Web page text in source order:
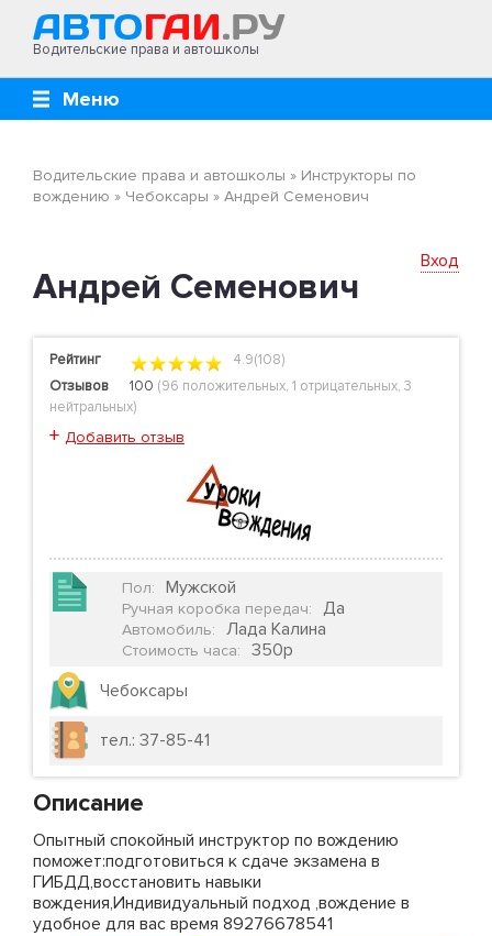
Водительские права и автошколы
Меню
Водительские права и автошколы » Инструкторы по
вождению » Чебоксары » Андрей Семенович
Вход
Андрей Семенович
Рейтинг
4.9(108)
Отзывов
100 (96 положительных, 1 отрицательных, 3
нейтральных)
+ Добавить отзыв
Пол: Мужской
Ручная коробка передач: Да
Автомобиль: Лада Калина
Стоимость часа:
350р
Чебоксары
тел.: 37-85-41
Описание
Опытный спокойный инструктор по вождению
поможет:подготовиться к сдаче экзамена в
ГИБДД,восстановить навыки
вождения,Индивидуальный подход ,вождение в
удобное для вас время 89276678541